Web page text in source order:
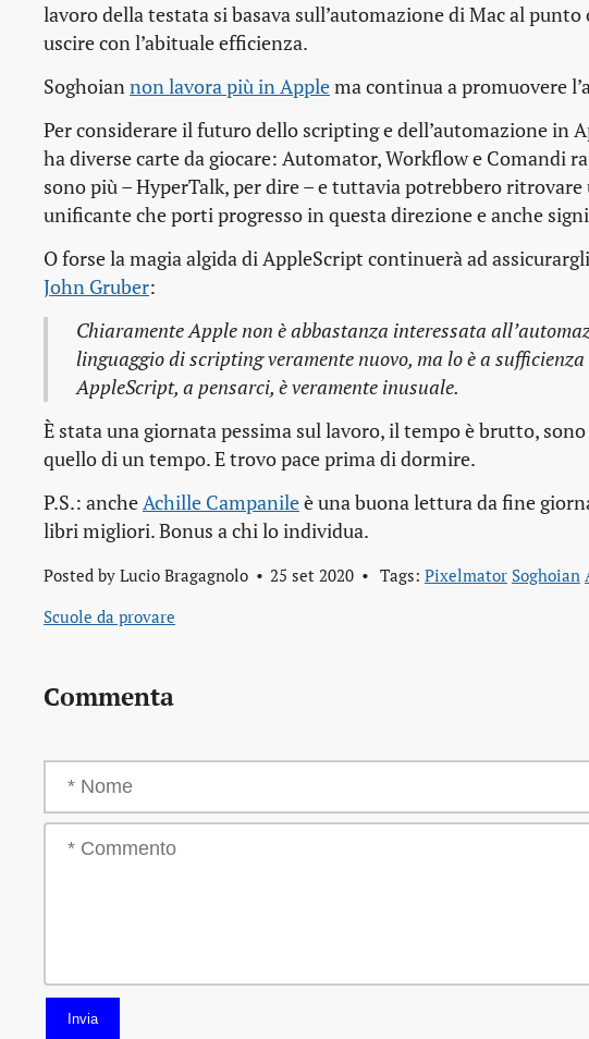
lavoro della testata si basava sull’automazione di Mac al
uscire con l’abituale efficienza.
Soghoiannon lavora più in Applema continua a promuovere
Per considerare il futuro dello scripting e dell’automazione in
ha diverse carte da giocare: Automator, Workflow e Comandi
sono più – HyperTalk, per dire – e tuttavia potrebbero
unificante che porti progresso in questa direzione e anche
O forse la magia algida di AppleScript continuerà ad
John Gruber:
Chiaramente Apple non è abbastanza interessata
linguaggio di scripting veramente nuovo, ma lo è a
AppleScript, a pensarci, è veramente inusuale.
È stata una giornata pessima sul lavoro, il tempo è brutto,
quello di un tempo. E trovo pace prima di dormire.
P.S.: ancheAchille Campanileè una buona lettura da fine
libri migliori. Bonus a chi lo individua.
Posted by Lucio Bragagnolo 25 set 2020 Tags: Pixelmator Soghoian
Scuole da provare
Commenta
Invia